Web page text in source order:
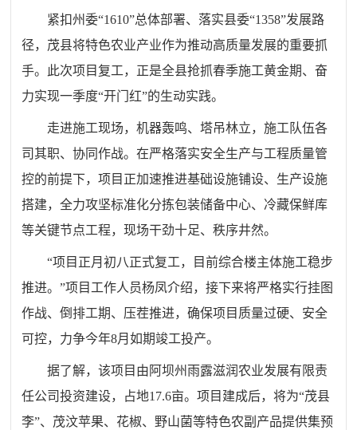
紧扣州委“1610”总体部署、落实县委“1358”发展路
径，茂县将特色农业产业作为推动高质量发展的重要抓
手。此次项目复工，正是全县抢抓春季施工黄金期、奋
力实现一季度“开门红”的生动实践。
走进施工现场，机器轰鸣、塔吊林立，施工队伍各
司其职、协同作战。在严格落实安全生产与工程质量管
控的前提下，项目正加速推进基础设施铺设、生产设施
搭建，全力攻坚标准化分拣包装储备中心、冷藏保鲜库
等关键节点工程，现场干劲十足、秩序井然。
“项目正月初八正式复工，目前综合楼主体施工稳步
推进。”项目工作人员杨凤介绍，接下来将严格实行挂图
作战、倒排工期、压茬推进，确保项目质量过硬、安全
可控，力争今年8月如期竣工投产。
据了解，该项目由阿坝州雨露滋润农业发展有限责
任公司投资建设，占地17.6亩。项目建成后，将为“茂县
李”、茂汶苹果、花椒、野山菌等特色农副产品提供集预